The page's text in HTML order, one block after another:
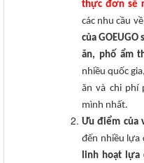
thực đơn sẽ
các nhu cầu
của GOEUGO
ăn, phố ẩm
nhiều quốc
ăn và chi phí
mình nhất.
Ưu điểm của
đến nhiều lựa
linh hoạt lựa